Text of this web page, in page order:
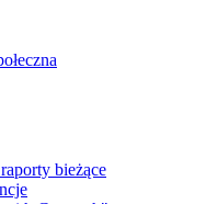
bieżące